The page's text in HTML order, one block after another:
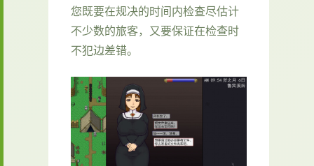
您既要在规决的时间内检查尽估计
不少数的旅客，又要保证在检查时
不犯边差错。